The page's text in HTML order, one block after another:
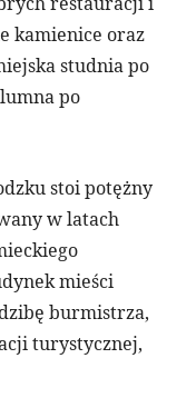
kamienice oraz
studnia po
po
stoi potężny
w latach
mieści
burmistrza,
turystycznej,